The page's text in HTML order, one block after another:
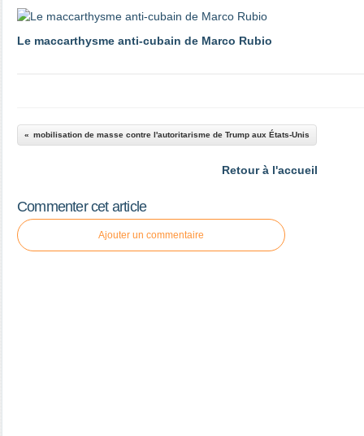
Le maccarthysme anti-cubain de Marco Rubio
mobilisation de masse contre l'autoritarisme de Trump aux États-Unis
Retour à l'accueil
Commenter cet article
Ajouter un commentaire